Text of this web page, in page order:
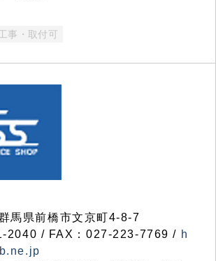
事・取付可
馬県前橋市文京町4-8-7
2040 / FAX：027-223-7769 / h